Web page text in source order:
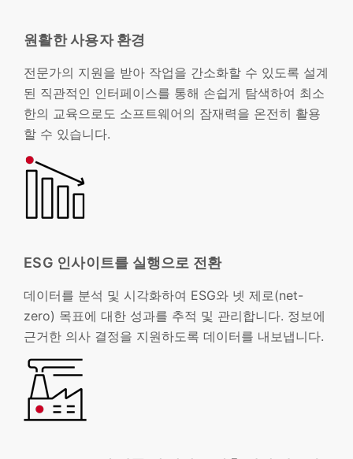
원활한 사용자 환경
전문가의 지원을 받아 작업을 간소화할 수 있도록 설계
된 직관적인 인터페이스를 통해 손쉽게 탐색하여 최소
한의 교육으로도 소프트웨어의 잠재력을 온전히 활용
할 수 있습니다.
ESG 인사이트를 실행으로 전환
데이터를 분석 및 시각화하여 ESG와 넷 제로(net-
zero) 목표에 대한 성과를 추적 및 관리합니다. 정보에
근거한 의사 결정을 지원하도록 데이터를 내보냅니다.